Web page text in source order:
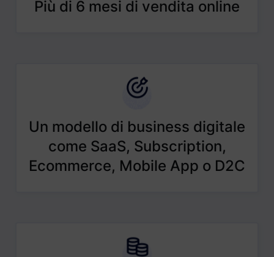
Più di 6 mesi di vendita online
Un modello di business digitale
come SaaS, Subscription,
Ecommerce, Mobile App o D2C